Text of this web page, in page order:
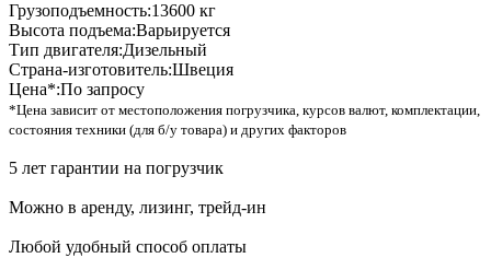
Грузоподъемность:13600 кг
Высота подъема:Варьируется
Тип двигателя:Дизельный
Страна-изготовитель:Швеция
Цена*:По запросу
*Цена зависит от местоположения погрузчика, курсов валют, комплектации,
состояния техники (для б/у товара) и других факторов
5 лет гарантии на погрузчик
Можно в аренду, лизинг, трейд-ин
Любой удобный способ оплаты